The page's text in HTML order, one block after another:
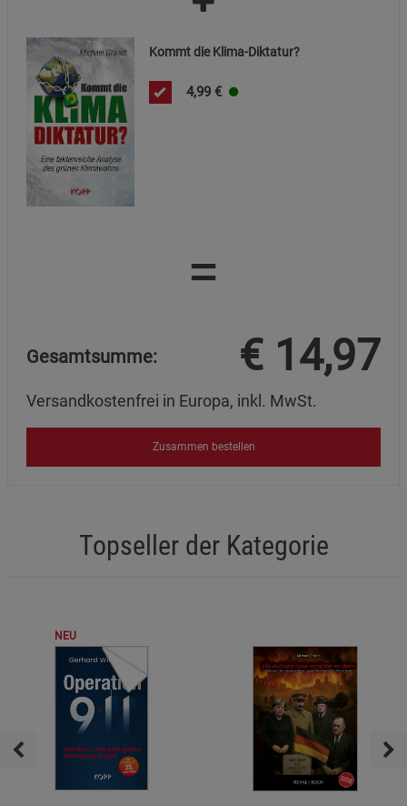
Kommt die Klima-Diktatur?
4,99 €
=
Gesamtsumme: € 14,97
Versandkostenfrei in Europa, inkl. MwSt.
Zusammen bestellen
Topseller der Kategorie
NEU